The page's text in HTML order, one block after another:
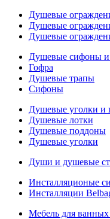
Душевые
Душевые
Душевые
Душевые сифоны
Гофра
Душевые трапы
Сифоны
Душевые уголки и
Душевые лотки
Душевые поддоны
Душевые уголки
Души и душевые
Инсталляционые
Инсталляции
Мебель для